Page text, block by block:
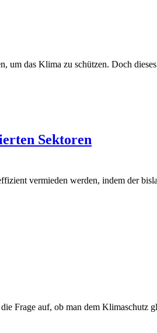
um das Klima zu schützen. Doch
Sektoren
vermieden werden, indem der
Frage auf, ob man dem